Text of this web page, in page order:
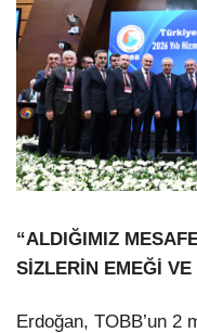
“ALDIĞIMIZ
SİZLERİN EMEĞİ
Erdoğan, TOBB’un 2